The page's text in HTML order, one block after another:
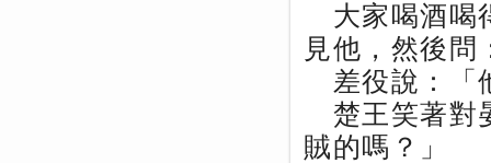
大家喝酒喝
見他，然後
差役說：「
楚王笑著對
賊的嗎？」